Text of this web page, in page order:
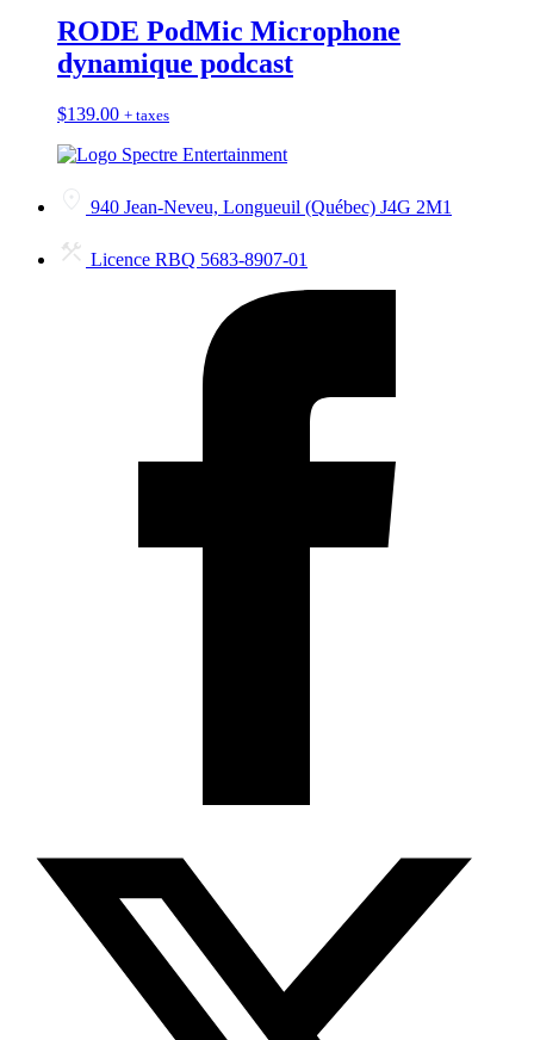
RODE PodMic Microphone
dynamique podcast
$139.00 + taxes
940 Jean-Neveu, Longueuil (Québec) J4G 2M1
Licence RBQ 5683-8907-01